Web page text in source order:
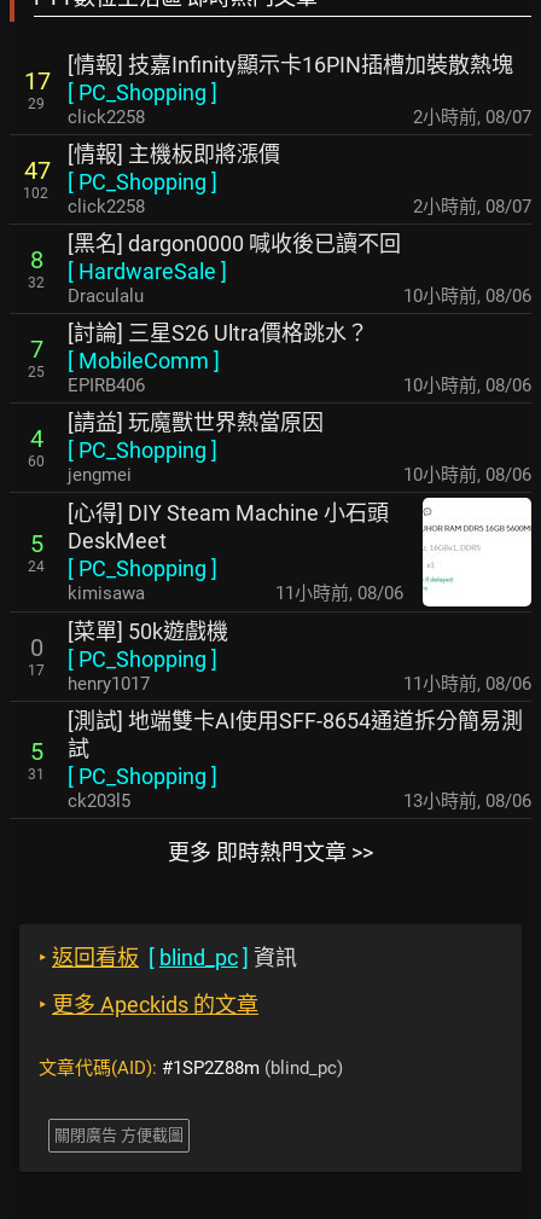
17
29
[情報] 技嘉Infinity顯示卡16PIN插槽加裝散熱塊
[ PC_Shopping ]
click2258 2小時前, 08/07
47
102
[情報] 主機板即將漲價
[ PC_Shopping ]
click2258 2小時前, 08/07
8
32
[黑名] dargon0000 喊收後已讀不回
[ HardwareSale ]
Draculalu 10小時前, 08/06
7
25
[討論] 三星S26 Ultra價格跳水？
[ MobileComm ]
EPIRB406 10小時前, 08/06
4
60
[請益] 玩魔獸世界熱當原因
[ PC_Shopping ]
jengmei 10小時前, 08/06
5
24
[心得] DIY Steam Machine 小石頭
DeskMeet
[ PC_Shopping ]
kimisawa 11小時前, 08/06
0
17
[菜單] 50k遊戲機
[ PC_Shopping ]
henry1017 11小時前, 08/06
5
31
[測試] 地端雙卡AI使用SFF-8654通道拆分簡易測
試
[ PC_Shopping ]
ck203l5 13小時前, 08/06
更多 即時熱門文章 >>
‣ 返回看板 [ blind_pc] 資訊
‣ 更多 Apeckids 的文章
文章代碼(AID): #1SP2Z88m (blind_pc)
關閉廣告 方便截圖